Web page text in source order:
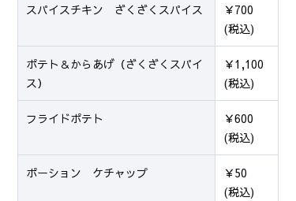
スパイスチキン ざくざくスパイス
￥700
(税込)
ポテト＆からあげ（ざくざくスパイ
ス）
￥1,100
(税込)
フライドポテト
￥600
(税込)
ポーション ケチャップ
￥50
(税込)